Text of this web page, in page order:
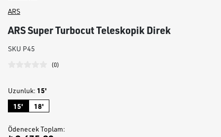
ARS
ARS Super Turbocut Teleskopik Direk
SKU P45
(0)
Uzunluk: 15'
15'
18'
Ödenecek Toplam: